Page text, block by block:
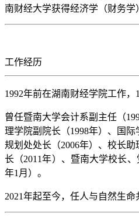
南财经大学获得经济学（财务学
工作经历
1992年前在湖南财经学院工作，
曾任暨南大学会计系副主任（
理学院副院长（1998年）、国
规划处处长（2006年）、校长
长（2011年）、暨南大学校长
年1月 ）。
2021年起至今，任人与自然生命